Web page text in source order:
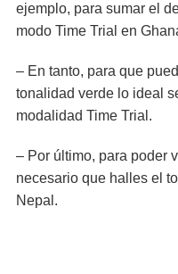
ejemplo, para sumar el
modo Time Trial en
– En tanto, para que
tonalidad verde lo ideal
modalidad Time Trial.
– Por último, para poder
necesario que halles el
Nepal.